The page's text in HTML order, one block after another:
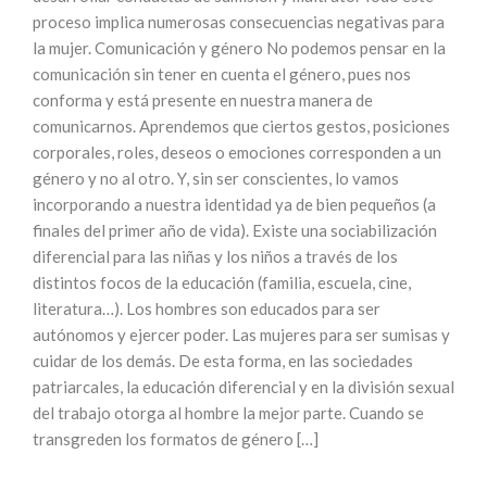
proceso implica numerosas consecuencias negativas para
la mujer. Comunicación y género No podemos pensar en la
comunicación sin tener en cuenta el género, pues nos
conforma y está presente en nuestra manera de
comunicarnos. Aprendemos que ciertos gestos, posiciones
corporales, roles, deseos o emociones corresponden a un
género y no al otro. Y, sin ser conscientes, lo vamos
incorporando a nuestra identidad ya de bien pequeños (a
finales del primer año de vida). Existe una sociabilización
diferencial para las niñas y los niños a través de los
distintos focos de la educación (familia, escuela, cine,
literatura…). Los hombres son educados para ser
autónomos y ejercer poder. Las mujeres para ser sumisas y
cuidar de los demás. De esta forma, en las sociedades
patriarcales, la educación diferencial y en la división sexual
del trabajo otorga al hombre la mejor parte. Cuando se
transgreden los formatos de género […]